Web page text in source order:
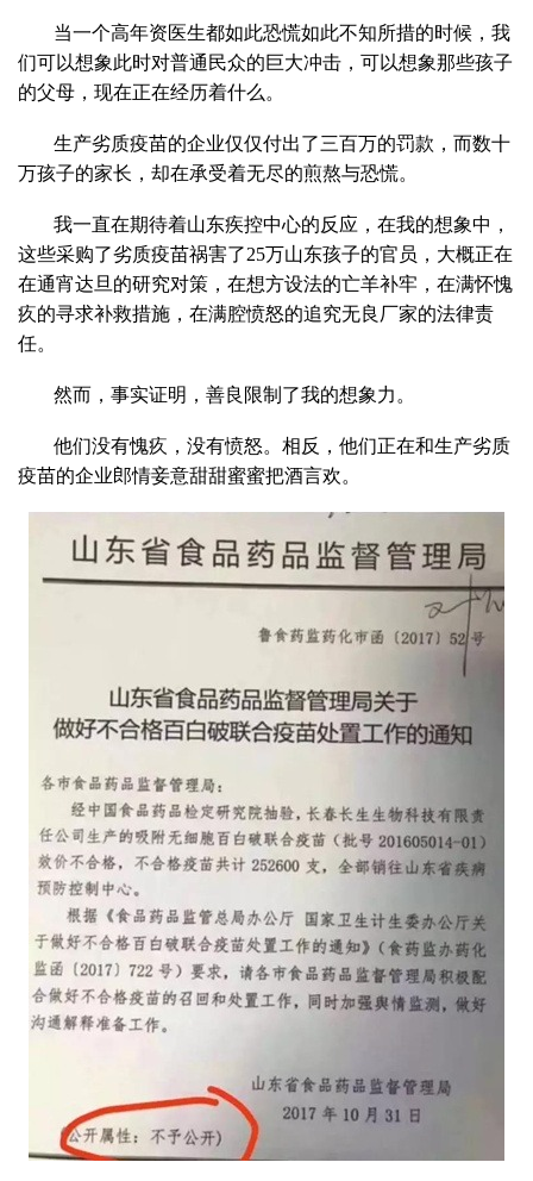
当一个高年资医生都如此恐慌如此不知所措的时候，我
们可以想象此时对普通民众的巨大冲击，可以想象那些孩子
的父母，现在正在经历着什么。
生产劣质疫苗的企业仅仅付出了三百万的罚款，而数十
万孩子的家长，却在承受着无尽的煎熬与恐慌。
我一直在期待着山东疾控中心的反应，在我的想象中，
这些采购了劣质疫苗祸害了25万山东孩子的官员，大概正在
在通宵达旦的研究对策，在想方设法的亡羊补牢，在满怀愧
疚的寻求补救措施，在满腔愤怒的追究无良厂家的法律责
任。
然而，事实证明，善良限制了我的想象力。
他们没有愧疚，没有愤怒。相反，他们正在和生产劣质
疫苗的企业郎情妾意甜甜蜜蜜把酒言欢。